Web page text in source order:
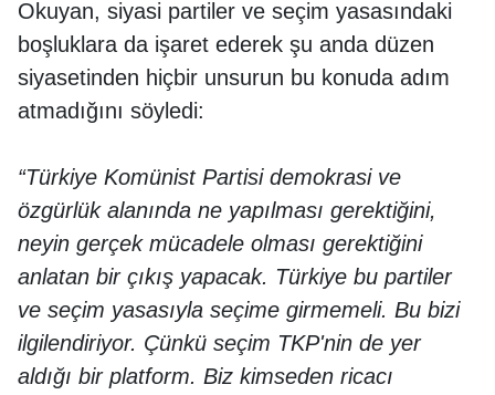
Okuyan, siyasi partiler ve seçim yasasındaki
boşluklara da işaret ederek şu anda düzen
siyasetinden hiçbir unsurun bu konuda adım
atmadığını söyledi:
“Türkiye Komünist Partisi demokrasi ve
özgürlük alanında ne yapılması gerektiğini,
neyin gerçek mücadele olması gerektiğini
anlatan bir çıkış yapacak. Türkiye bu partiler
ve seçim yasasıyla seçime girmemeli. Bu bizi
ilgilendiriyor. Çünkü seçim TKP'nin de yer
aldığı bir platform. Biz kimseden ricacı